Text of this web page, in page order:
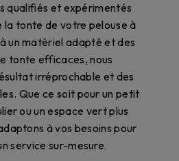
qualifiés et expérimentés
la tonte de votre pelouse à
un matériel adapté et des
tonte efficaces, nous
irréprochable et des
Que ce soit pour un petit
ou un espace vert plus
à vos besoins pour
service sur-mesure.